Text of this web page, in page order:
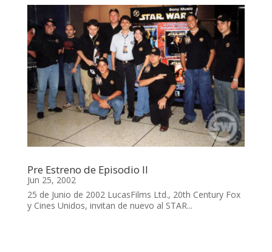
Pre Estreno de Episodio II
Jun 25, 2002
25 de Junio de 2002 LucasFilms Ltd., 20th Century Fox
y Cines Unidos, invitan de nuevo al STAR...